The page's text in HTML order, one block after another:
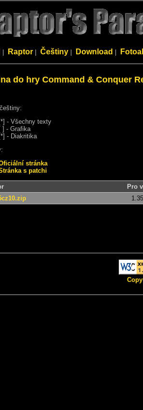
Raptor Češtiny Download
do hry Command & Conquer
[*] - Všechny texty
[ ] - Grafika
[*] - Diakritika
stránka
s patchi
Pro